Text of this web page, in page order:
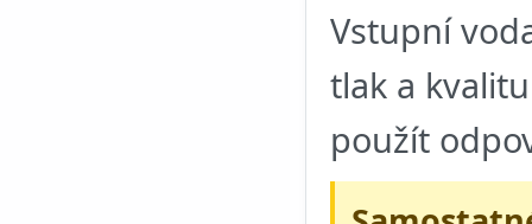
Vstupní
tlak a
použít